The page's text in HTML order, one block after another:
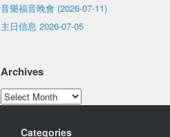
音樂福音晚會 (2026-07-11)
主日信息 2026-07-05
Archives
Archives
Categories